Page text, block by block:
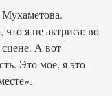
Мухаметова.
я не актриса: во
А вот
Это мое, я это